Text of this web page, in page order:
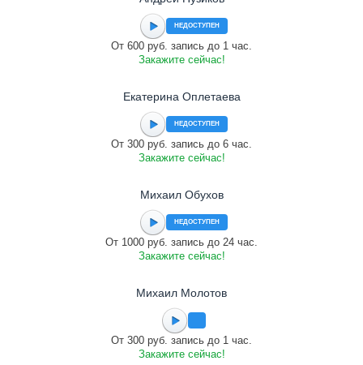
НЕДОСТУПЕН
От 600 руб. запись до 1 час.
Закажите сейчас!
Екатерина Оплетаева
НЕДОСТУПЕН
От 300 руб. запись до 6 час.
Закажите сейчас!
Михаил Обухов
НЕДОСТУПЕН
От 1000 руб. запись до 24 час.
Закажите сейчас!
Михаил Молотов
От 300 руб. запись до 1 час.
Закажите сейчас!